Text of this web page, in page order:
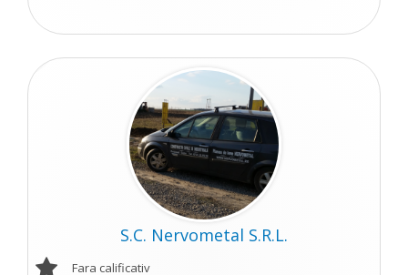
S.C. Nervometal S.R.L.
Fara calificativ